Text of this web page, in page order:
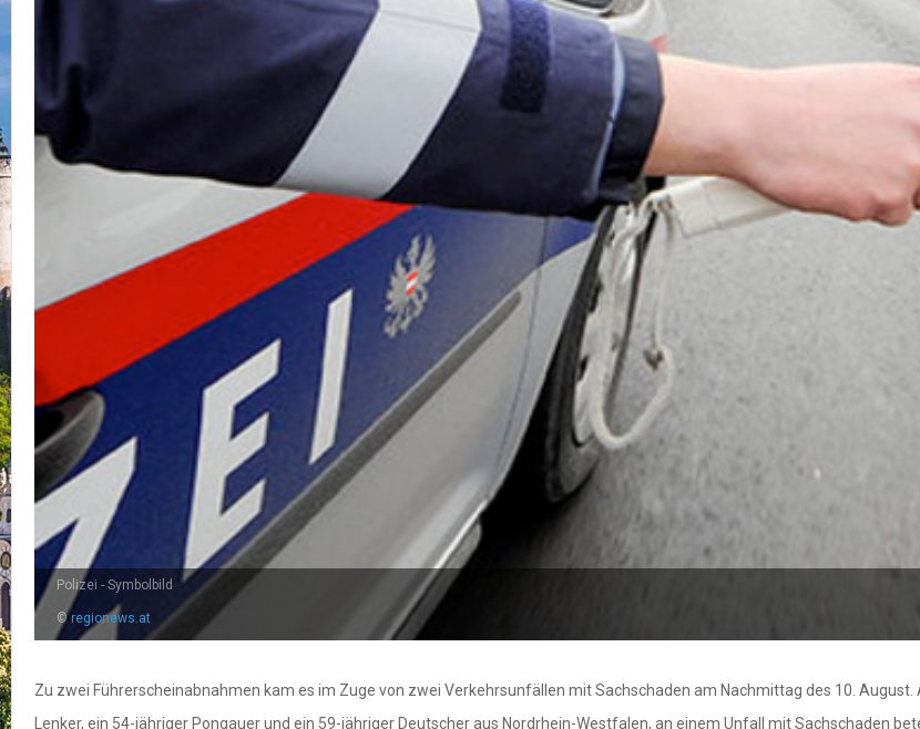
Polizei - Symbolbild
©regionews.at
Zu zwei Führerscheinabnahmen kam es im Zuge von zwei Verkehrsunfällen mit Sachschaden am Nachmittag des 10.
Lenker, ein 54-jähriger Pongauer und ein 59-jähriger Deutscher aus Nordrhein-Westfalen, an einem Unfall mit Sachschaden